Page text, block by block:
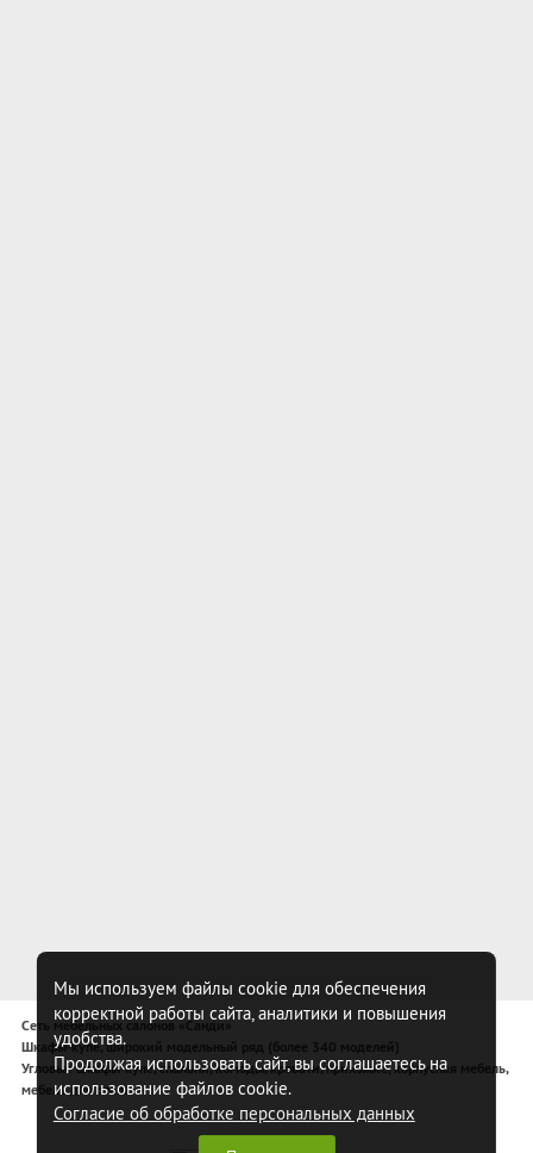
Сеть мебельных салонов «Санди»
Шкафы-купе, широкий модельный ряд (более 340 моделей)
Угловые шкафы-купе, спальни, комоды, кровати, прихожие, корпусная мебель,
мебель для спальни
Мы используем файлы cookie для обеспечения
корректной работы сайта, аналитики и повышения
удобства.
Продолжая использовать сайт, вы соглашаетесь на
использование файлов cookie.
Согласие об обработке персональных данных